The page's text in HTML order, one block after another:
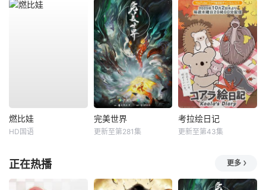
燃比娃
HD国语
完美世界
更新至第281集
考拉绘日记
更新至第43集
正在热播 更多